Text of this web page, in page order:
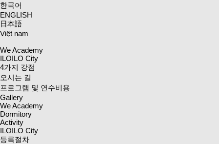
한국어
ENGLISH
日本語
Việt nam
We Academy
ILOILO City
4가지 강점
오시는 길
프로그램 및 연수비용
Gallery
We Academy
Dormitory
Activity
ILOILO City
등록절차